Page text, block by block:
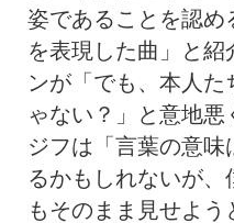
姿であることを認め
を表現した曲」と紹
ンが「でも、本人た
ゃない？」と意地悪
ジフは「言葉の意味
るかもしれないが
もそのまま見せよ